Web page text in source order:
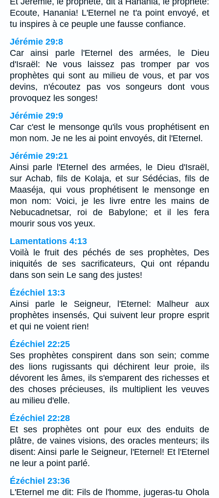
Ecoute, Hanania! L'Eternel ne t'a point envoyé, et
tu inspires à ce peuple une fausse confiance.
Jérémie 29:8
Car ainsi parle l'Eternel des armées, le Dieu
d'Israël: Ne vous laissez pas tromper par vos
prophètes qui sont au milieu de vous, et par vos
devins, n'écoutez pas vos songeurs dont vous
provoquez les songes!
Jérémie 29:9
Car c'est le mensonge qu'ils vous prophétisent en
mon nom. Je ne les ai point envoyés, dit l'Eternel.
Jérémie 29:21
Ainsi parle l'Eternel des armées, le Dieu d'Israël,
sur Achab, fils de Kolaja, et sur Sédécias, fils de
Maaséja, qui vous prophétisent le mensonge en
mon nom: Voici, je les livre entre les mains de
Nebucadnetsar, roi de Babylone; et il les fera
mourir sous vos yeux.
Lamentations 4:13
Voilà le fruit des péchés de ses prophètes, Des
iniquités de ses sacrificateurs, Qui ont répandu
dans son sein Le sang des justes!
Ézéchiel 13:3
Ainsi parle le Seigneur, l'Eternel: Malheur aux
prophètes insensés, Qui suivent leur propre esprit
et qui ne voient rien!
Ézéchiel 22:25
Ses prophètes conspirent dans son sein; comme
des lions rugissants qui déchirent leur proie, ils
dévorent les âmes, ils s'emparent des richesses et
des choses précieuses, ils multiplient les veuves
au milieu d'elle.
Ézéchiel 22:28
Et ses prophètes ont pour eux des enduits de
plâtre, de vaines visions, des oracles menteurs; ils
disent: Ainsi parle le Seigneur, l'Eternel! Et l'Eternel
ne leur a point parlé.
Ézéchiel 23:36
L'Eternel me dit: Fils de l'homme, jugeras-tu Ohola